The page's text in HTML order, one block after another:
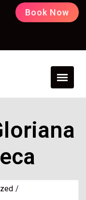
Book Now